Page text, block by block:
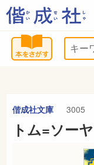
偕成社文庫 3005
トム=ソー